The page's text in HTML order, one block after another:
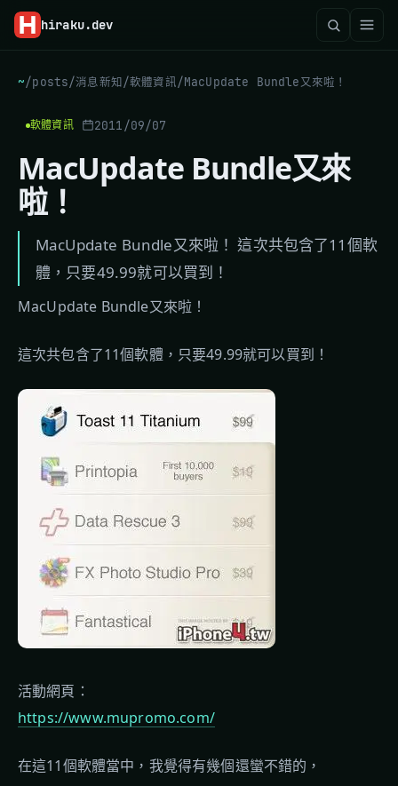
hiraku.dev
~/posts/消息新知/軟體資訊/MacUpdate Bundle又來啦！
軟體資訊 2011/09/07
MacUpdate Bundle又來
啦！
MacUpdate Bundle又來啦！ 這次共包含了11個軟
體，只要49.99就可以買到！
MacUpdate Bundle又來啦！
這次共包含了11個軟體，只要49.99就可以買到！
活動網頁：
https://www.mupromo.com/
在這11個軟體當中，我覺得有幾個還蠻不錯的，